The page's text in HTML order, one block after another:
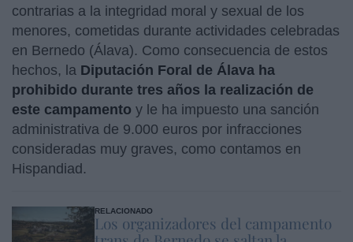
contrarias a la integridad moral y sexual de los
menores, cometidas durante actividades celebradas
en Bernedo (Álava). Como consecuencia de estos
hechos, la Diputación Foral de Álava ha
prohibido durante tres años la realización de
este campamento y le ha impuesto una sanción
administrativa de 9.000 euros por infracciones
consideradas muy graves, como contamos en
Hispandiad.
RELACIONADO
Los organizadores del campamento